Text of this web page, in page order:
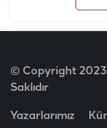
© Copyright 2023
Saklıdır
Yazarlarımız